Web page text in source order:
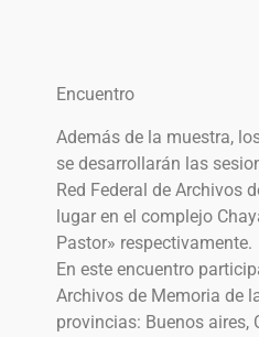
Encuentro
Además de la muestra,
se desarrollarán las
Red Federal de Archivos
lugar en el complejo
Pastor» respectivamente.
En este encuentro
Archivos de Memoria de
provincias: Buenos aires,